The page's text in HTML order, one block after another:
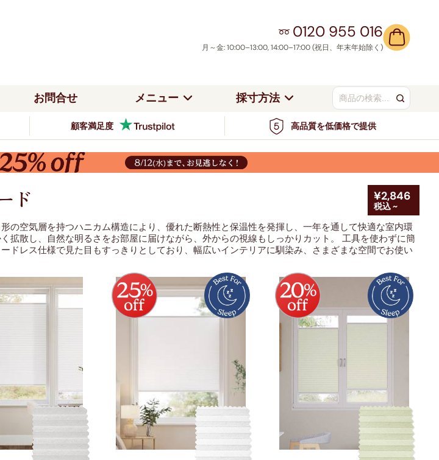
メニュー
サンプルのご注文
当社について
5年間の品質保証
採寸安心保証サービス
カーテンの採寸方法
お客様事例
0120 955 016
月～金: 10:00–13:00, 14:00–17:00 (祝日、年末年始除く)
ブラインド
ンシェード
ールスクリーン
ベージュ／ナチュ
ラル
グレー／シルバ
ー ブルー
グリーン
ピンク ド オレンジ
ライトウッド ミディアムウッ
ド ダークウッド
つっぱり式
ハニカムシェード
つっぱり式
アルミブラインド
つっぱり式 カーテンレール取り付け
バーチカルブラインド ウッドブラインド
窓貼りタイプ
ウィリアム・モリス
クラリッサ・ハルス
エマ・ブリッジウォーター
カラー
ホワイト＆シルバー
イエロー＆ゴールド
ブルー＆グリーン
採寸方法
ブラインドの採寸方法
カーテンの採寸方法
お問合せ
顧客満足度 高品質を低価格で提供
ド ¥2,846
税込 ~
の空気層を持つハニカム構造により、優れた断熱性と保温性を発揮し、一年を通して快適な室内環
拡散し、自然な明るさをお部屋に届けながら、外からの視線もしっかりカット。 工具を使わずに簡
ドレス仕様で見た目もすっきりとしており、幅広いインテリアに馴染み、さまざまな空間でお使い